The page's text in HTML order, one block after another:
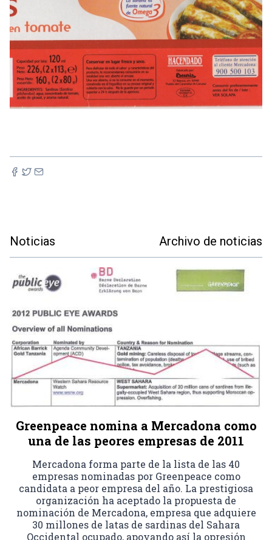
Noticias Archivo de noticias
Greenpeace nomina a Mercadona como
una de las peores empresas de 2011
Mercadona forma parte de la lista de las 40
empresas nominadas por Greenpeace como
candidata a peor empresa del año. La prestigiosa
organización ha aceptado la propuesta de
nominación de Mercadona, empresa que adquiere
30 millones de latas de sardinas del Sahara
Occidental ocupado, apoyando así la opresión